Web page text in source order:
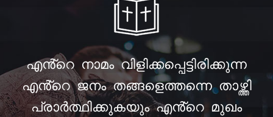
എൻ്റെ നാമം വിളിക്കപ്പെട്ടിരിക്കുന്ന
എൻ്റെ ജനം തങ്ങളെത്തന്നെ താഴ്ത്തി
പ്രാർത്ഥിക്കുകയും എൻ്റെ മുഖം